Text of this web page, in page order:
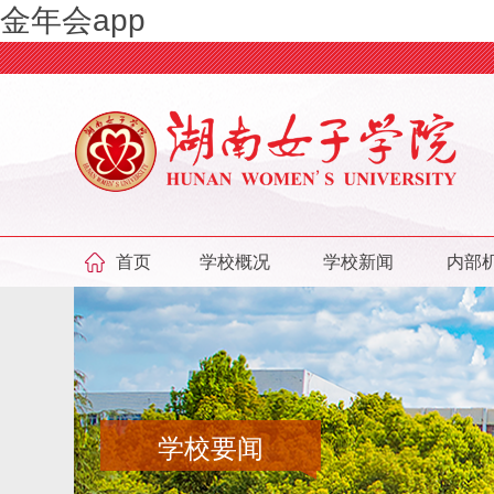
金年会app
首页 学校概况 学校新闻 内部
学校要闻